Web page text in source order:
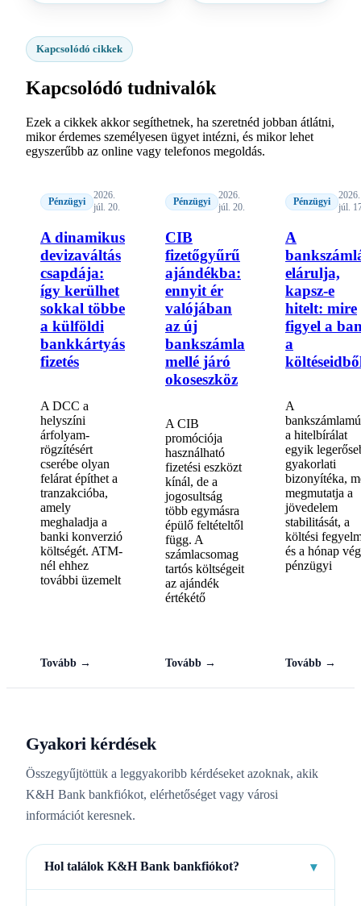
Kapcsolódó cikkek
Kapcsolódó tudnivalók
Ezek a cikkek akkor segíthetnek, ha szeretnéd jobban átlátni,
mikor érdemes személyesen ügyet intézni, és mikor lehet
egyszerűbb az online vagy telefonos megoldás.
Pénzügyi
2026.
júl. 20.
A dinamikus
devizaváltás
csapdája:
így kerülhet
sokkal többe
a külföldi
bankkártyás
fizetés
A DCC a
helyszíni
árfolyam-
rögzítésért
cserébe olyan
felárat építhet a
tranzakcióba,
amely
meghaladja a
banki konverzió
költségét. ATM-
nél ehhez
további üzemelt
Tovább →
Pénzügyi
2026.
júl. 20.
CIB
fizetőgyűrű
ajándékba:
ennyit ér
valójában
az új
bankszámla
mellé járó
okoseszköz
A CIB
promóciója
használható
fizetési eszközt
kínál, de a
jogosultság
több egymásra
épülő feltételtől
függ. A
számlacsomag
tartós költségeit
az ajándék
értékétő
Tovább →
Pénzügyi
2026.
júl.
A
elárulja,
kapsz-e
hitelt: mire
figyel a
a
A
a hitelbírálat
egyik
gyakorlati
bizonyítéka,
megmutatja a
jövedelem
stabilitását, a
költési
és a hónap
pénzügyi
Tovább →
Gyakori kérdések
Összegyűjtöttük a leggyakoribb kérdéseket azoknak, akik
K&H Bank bankfiókot, elérhetőséget vagy városi
információt keresnek.
Hol találok K&H Bank bankfiókot? ▾